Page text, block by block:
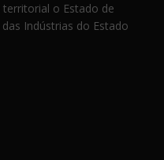
o Estado de
Indústrias do Estado